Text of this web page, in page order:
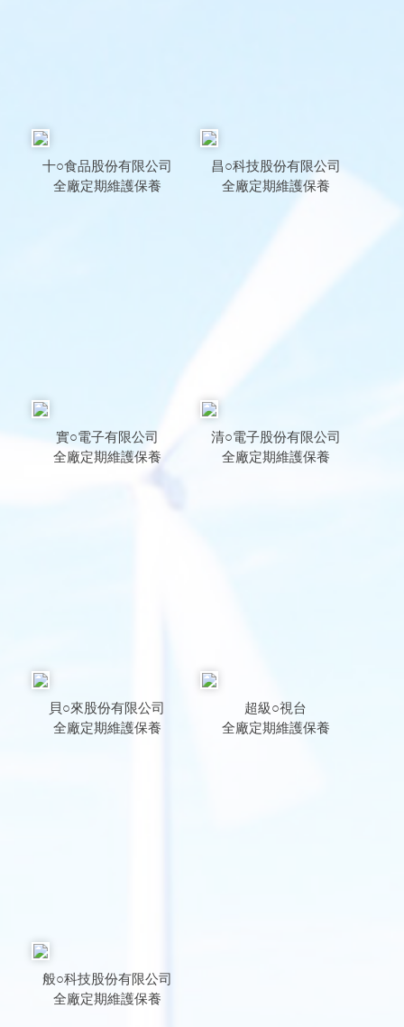
十○食品股份有限公司
全廠定期維護保養
昌○科技股份有限公司
全廠定期維護保養
實○電子有限公司
全廠定期維護保養
清○電子股份有限公司
全廠定期維護保養
貝○來股份有限公司
全廠定期維護保養
超級○視台
全廠定期維護保養
般○科技股份有限公司
全廠定期維護保養